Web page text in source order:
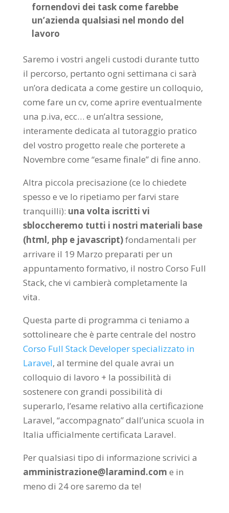
fornendovi dei task come farebbe
un’azienda qualsiasi nel mondo del
lavoro
Saremo i vostri angeli custodi durante tutto
il percorso, pertanto ogni settimana ci sarà
un’ora dedicata a come gestire un colloquio,
come fare un cv, come aprire eventualmente
una p.iva, ecc… e un’altra sessione,
interamente dedicata al tutoraggio pratico
del vostro progetto reale che porterete a
Novembre come “esame finale” di fine anno.
Altra piccola precisazione (ce lo chiedete
spesso e ve lo ripetiamo per farvi stare
tranquilli): una volta iscritti vi
sbloccheremo tutti i nostri materiali base
(html, php e javascript)fondamentali per
arrivare il 19 Marzo preparati per un
appuntamento formativo, il nostro Corso Full
Stack, che vi cambierà completamente la
vita.
Questa parte di programma ci teniamo a
sottolineare che è parte centrale del nostro
Corso Full Stack Developer specializzato in
Laravel, al termine del quale avrai un
colloquio di lavoro + la possibilità di
sostenere con grandi possibilità di
superarlo, l’esame relativo alla certificazione
Laravel, “accompagnato” dall’unica scuola in
Italia ufficialmente certificata Laravel.
Per qualsiasi tipo di informazione scrivici a
amministrazione@laramind.com e in
meno di 24 ore saremo da te!